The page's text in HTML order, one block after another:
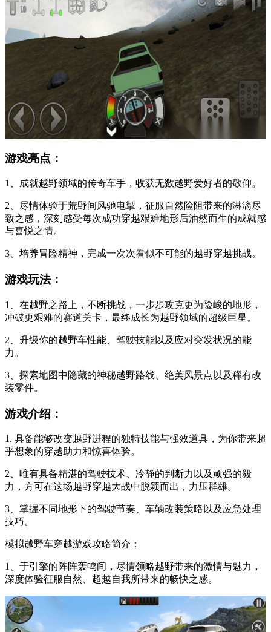
游戏亮点：
1、成就越野领域的传奇车手，收获无数越野爱好者的敬仰。
2、尽情体验于荒野间风驰电掣，征服自然险阻带来的淋漓尽
致之感，深刻感受每次成功穿越艰难地形后油然而生的成就感
与喜悦之情。
3、培养冒险精神，完成一次次看似不可能的越野穿越挑战。
游戏玩法：
1、在越野之路上，不断挑战，一步步攻克更为险峻的地形，
冲破更艰难的赛道关卡，最终成长为越野领域的超级巨星。
2、升级你的越野车性能、驾驶技能以及应对突发状况的能
力。
3、探索地图中隐藏的神秘越野路线、绝美风景点以及稀有改
装零件。
游戏介绍：
1. 具备能够改变越野进程的独特技能与强效道具，为你带来超
乎想象的穿越助力和惊喜体验。
2、唯有具备精湛的驾驶技术、冷静的判断力以及顽强的毅
力，方可在这场越野穿越大战中脱颖而出，力压群雄。
3、掌握不同地形下的驾驶节奏、车辆改装策略以及应急处理
技巧。
模拟越野车穿越游戏攻略简介：
1、于引擎的阵阵轰鸣间，尽情领略越野带来的激情与魅力，
深度体验征服自然、超越自我所带来的畅快之感。